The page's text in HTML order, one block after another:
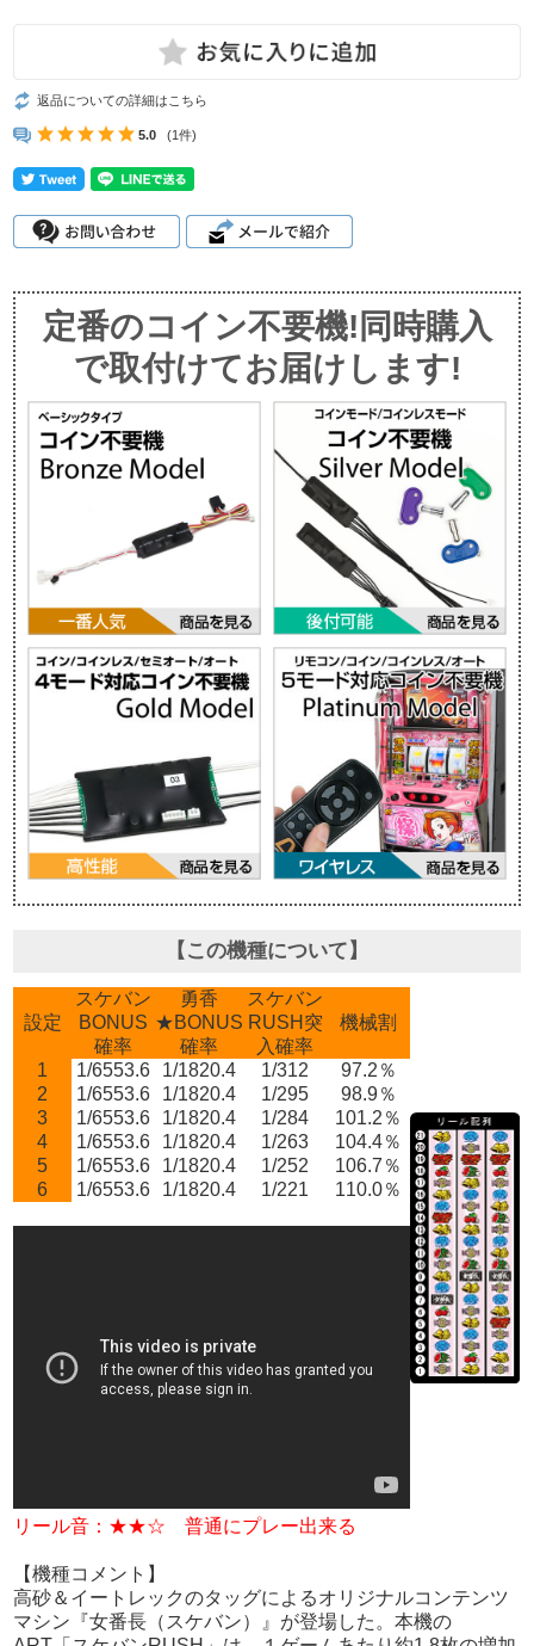
返品についての詳細はこちら
5.0 (1件)
定番のコイン不要機!同時購入
で取付けてお届けします!
【この機種について】
設定
スケバン
BONUS
確率
勇香
★BONUS
確率
スケバン
RUSH突
入確率
機械割
1 1/6553.6 1/1820.4 1/312
97.2％
2
1/6553.6 1/1820.4 1/295
98.9％
3
1/6553.6 1/1820.4 1/284
101.2％
4
1/6553.6 1/1820.4 1/263
104.4％
5
1/6553.6 1/1820.4 1/252
106.7％
6
1/6553.6 1/1820.4 1/221 110.0％
リール音：★★☆ 普通にプレー出来る
【機種コメント】
高砂＆イートレックのタッグによるオリジナルコンテンツ
マシン『女番長（スケバン）』が登場した。本機の